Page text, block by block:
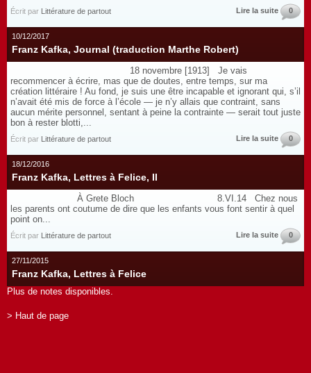
Écrit par Littérature de partout Lire la suite 0
10/12/2017
Franz Kafka, Journal (traduction Marthe Robert)
18 novembre [1913] Je vais
recommencer à écrire, mas que de doutes, entre temps, sur ma
création littéraire ! Au fond, je suis une être incapable et ignorant qui, s’il
n’avait été mis de force à l’école — je n’y allais que contraint, sans
aucun mérite personnel, sentant à peine la contrainte — serait tout juste
bon à rester blotti,...
Écrit par Littérature de partout Lire la suite 0
18/12/2016
Franz Kafka, Lettres à Felice, II
À Grete Bloch 8.VI.14 Chez nous
les parents ont coutume de dire que les enfants vous font sentir à quel
point on...
Écrit par Littérature de partout Lire la suite 0
27/11/2015
Franz Kafka, Lettres à Felice
Plus de notes disponibles.
> Haut de page